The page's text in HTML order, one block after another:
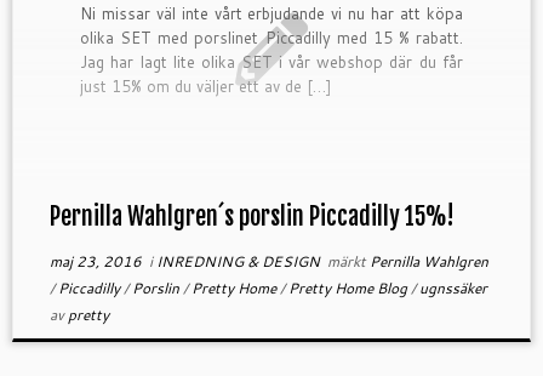
Ni missar väl inte vårt erbjudande vi nu har att köpa
olika SET med porslinet Piccadilly med 15 % rabatt.
Jag har lagt lite olika SET i vår webshop där du får
just 15% om du väljer ett av de […]
Pernilla Wahlgren´s porslin Piccadilly 15%!
maj 23, 2016i INREDNING & DESIGN märktPernilla Wahlgren
/Piccadilly/Porslin/Pretty Home/Pretty Home Blog/ugnssäker
avpretty